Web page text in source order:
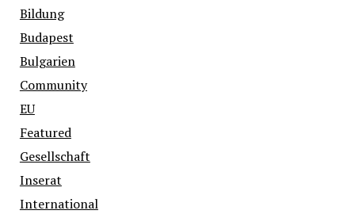
Bildung
Budapest
Bulgarien
Community
EU
Featured
Gesellschaft
Inserat
International